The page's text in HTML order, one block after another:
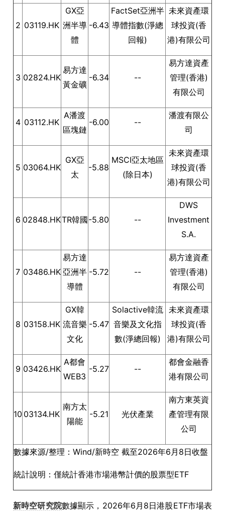
2 03119.HK
GX亞
洲半導
體
-6.43
FactSet亞洲半
導體指數(淨總
回報)
未來資產環
球投資(香
港)有限公司
3 02824.HK
易方達
黃金礦
-6.34 --
易方達資產
管理(香港)
有限公司
4 03112.HK
A潘渡
區塊鏈
-6.00 --
潘渡有限公
司
5 03064.HK
GX亞
太
-5.88
MSCI亞太地區
(除日本)
未來資產環
球投資(香
港)有限公司
6 02848.HKTR韓國-5.80 --
DWS
Investment
S.A.
7 03486.HK
易方達
亞洲半
導體
-5.72 --
易方達資產
管理(香港)
有限公司
8 03158.HK
GX韓
流音樂
文化
-5.47
Solactive韓流
音樂及文化指
數(淨總回報)
未來資產環
球投資(香
港)有限公司
9 03426.HK
A都會
WEB3
-5.27 --
都會金融香
港有限公司
10 03134.HK
南方太
陽能
-5.21 光伏產業
南方東英資
產管理有限
公司
數據來源/整理：Wind/新時空 截至2026年6月8日收盤
統計說明：僅統計香港市場港幣計價的股票型ETF
新時空研究院數據顯示，2026年6月8日港股ETF市場表